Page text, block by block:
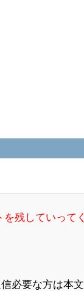
残していって
必要な方は本